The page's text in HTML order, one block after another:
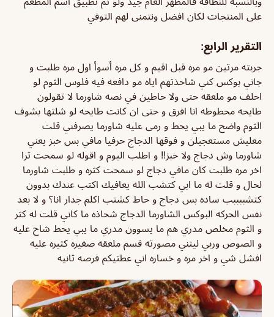
على المنتجات لكان افضل ونتمنى لهم التوفي
التقرير الرابع:
جربته مرتين مو مره قبل اقيم و كل مره أسوأ اول مره طلبت و
جاني بوكس كني شاحذتهم اياه مو دافعه فيه فلوس الثوم لو
احلف مو ملعقه حتى ولا حاطين في نصه شاورما لا تقولون
طايحه محطوطه انا افرق و حتى ان كانت طايحه لو شلتها بشوف
الثوم واضح ما يبي يحط و رمى عليه شاورما يصرفني قلت
معليش مستعجيلن و فوقها الدجاج حرفيا مافي بس خبز يعني
شاورما وش دجاج ولا خبز!! و اطلب اليوم و اقوله لو سمحت ترا
اخر مره طلبت كان مافي دجاج لو سمحت كثره و طلبت شاورما
لحال و قلت له ما ابي كتشب الله يعافيك اكتب عندك بدوون
كتشببببب ساده بس دجاج و حاط كشتب اكلم جدار انا؟ و لا بعد
نفس الحركه البوكس الشاورما الدجاج شحاذه ما كاني قلت له كثر
و الثوم مخلص مدري هم ما يسوون مدري ما يبي يحط شاح عليه
و الصوص وربي ليتني مصورته قسم ملعقه صغيره كثيره عليه
افشل شي و اخر مره و خساره اني عطتيكم فرصه ثانيه